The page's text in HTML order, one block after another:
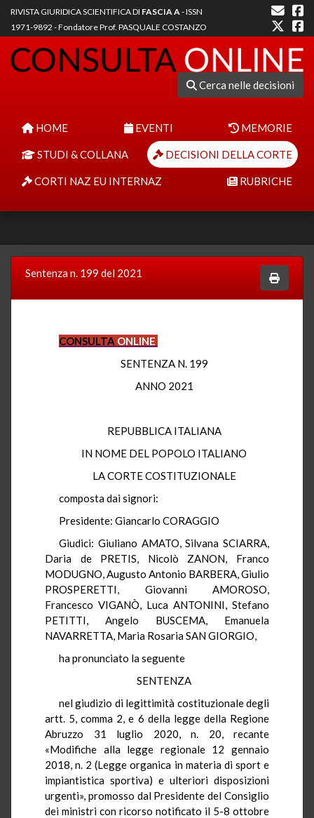
RIVISTA GIURIDICA SCIENTIFICA DI FASCIA A- ISSN
1971-9892 - Fondatore Prof. PASQUALE COSTANZO
Cerca nelle decisioni
HOME EVENTI MEMORIE
STUDI & COLLANA DECISIONI DELLA CORTE
CORTI NAZ EU INTERNAZ RUBRICHE
Sentenza n. 199 del 2021
CONSULTA ONLINE
SENTENZA N. 199
ANNO 2021
REPUBBLICA ITALIANA
IN NOME DEL POPOLO ITALIANO
LA CORTE COSTITUZIONALE
composta dai signori:
Presidente: Giancarlo CORAGGIO
Giudici: Giuliano AMATO, Silvana SCIARRA,
Daria de PRETIS, Nicolò ZANON, Franco
MODUGNO, Augusto Antonio BARBERA, Giulio
PROSPERETTI, Giovanni AMOROSO,
Francesco VIGANÒ, Luca ANTONINI, Stefano
PETITTI, Angelo BUSCEMA, Emanuela
NAVARRETTA, Maria Rosaria SAN GIORGIO,
ha pronunciato la seguente
SENTENZA
nel giudizio di legittimità costituzionale degli
artt. 5, comma 2, e 6 della legge della Regione
Abruzzo 31 luglio 2020, n. 20, recante
«Modifiche alla legge regionale 12 gennaio
2018, n. 2 (Legge organica in materia di sport e
impiantistica sportiva) e ulteriori disposizioni
urgenti», promosso dal Presidente del Consiglio
dei ministri con ricorso notificato il 5-8 ottobre